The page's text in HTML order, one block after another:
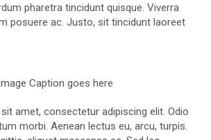
pharetra tincidunt quisque. Viverra
posuere ac. Justo, sit tincidunt laoreet
Caption goes here
amet, consectetur adipiscing elit. Odio
morbi. Aenean lectus eu, arcu, turpis.